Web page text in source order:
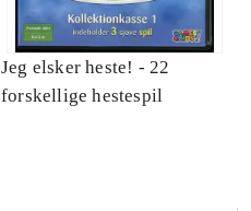
Jeg elsker heste! - 22
forskellige hestespil